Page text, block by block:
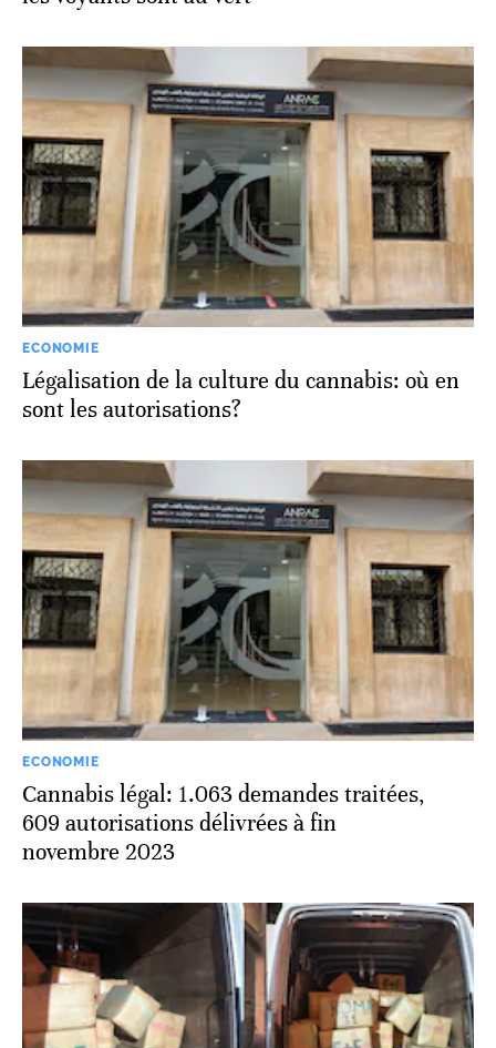
ECONOMIE
Légalisation de la culture du cannabis: où en
sont les autorisations?
ECONOMIE
Cannabis légal: 1.063 demandes traitées,
609 autorisations délivrées à fin
novembre 2023